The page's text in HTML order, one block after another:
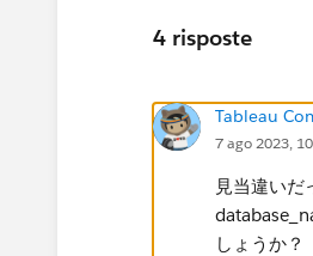
4 risposte
Tableau
7 ago 2023,
見当違いだ
しょうか？